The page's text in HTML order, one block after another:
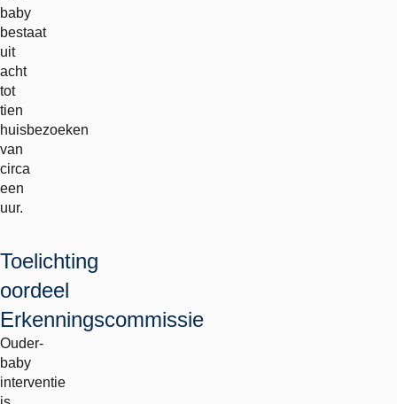
baby
bestaat
uit
acht
tot
tien
huisbezoeken
van
circa
een
uur.
Toelichting
oordeel
Erkenningscommissie
Ouder-
baby
interventie